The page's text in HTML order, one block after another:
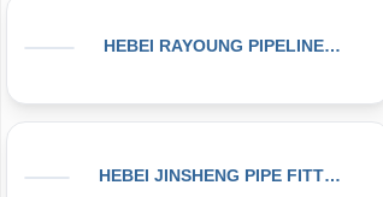
HEBEI RAYOUNG PIPELINE TECHNOLOGY CO., LTD
HEBEI JINSHENG PIPE FITTING MANUFACTURING CO., LT